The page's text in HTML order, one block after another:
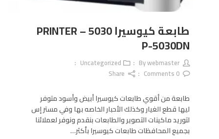
طابعة كيوسيرا 5030 – PRINTER
P-5030DN
By
webmaster
Uncategorized
0
Share
طابعة من أقوي طابعات كيوسيرا أبيض وأسود متوفر
ليها قطع الغيار وكذلك الأحبار الخاصه بها وفي مستر إس
لتوريد ماكينات التصوير والطابعات بنقدم ونوفر لعملائنا
بجميع المحافظات طابعات كيوسيرا بأكثر…